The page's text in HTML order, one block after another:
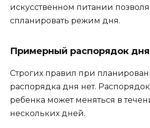
искусственном питании
спланировать режим дня.
Примерный распорядок дня
Строгих правил при
распорядка дня нет.
ребенка может меняться в
нескольких дней.